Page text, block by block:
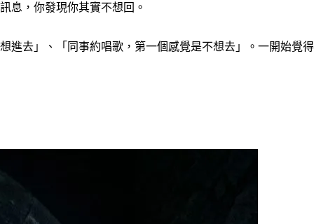
息，你發現你其實不想回。
進去」、「同事約唱歌，第一個感覺是不想去」。一開始覺得